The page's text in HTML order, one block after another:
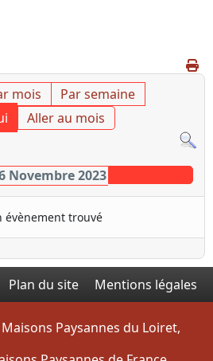
mois
Par semaine
Aller au mois
Novembre 2023
évènement trouvé
Plan du site Mentions légales
Paysannes du Loiret,